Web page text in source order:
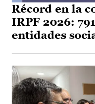
Récord en la
IRPF 2026:
entidades